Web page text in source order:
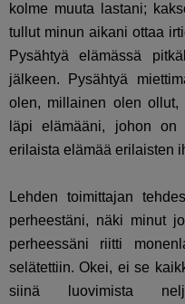
kolme muuta lastani;
tullut minun aikani ottaa
Pysähtyä elämässä
jälkeen. Pysähtyä
olen, millainen olen
läpi elämääni, johon
erilaista elämää erilaisten
Lehden toimittajan
perheestäni, näki minut
perheessäni riitti
selätettiin. Okei, ei se
siinä luovimista